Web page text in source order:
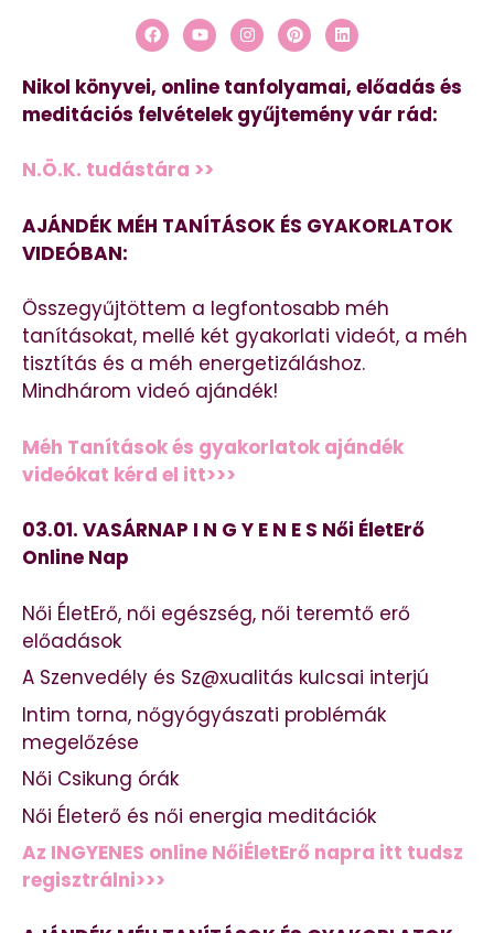
Nikol könyvei, online tanfolyamai, előadás és
meditációs felvételek gyűjtemény vár rád:
N.Ö.K. tudástára >>
AJÁNDÉK MÉH TANÍTÁSOK ÉS GYAKORLATOK
VIDEÓBAN:
Összegyűjtöttem a legfontosabb méh
tanításokat, mellé két gyakorlati videót, a méh
tisztítás és a méh energetizáláshoz.
Mindhárom videó ajándék!
Méh Tanítások és gyakorlatok ajándék
videókat kérd el itt>>>
03.01. VASÁRNAP I N G Y E N E S Női ÉletErő
Online Nap
Női ÉletErő, női egészség, női teremtő erő
előadások
A Szenvedély és Sz@xualitás kulcsai interjú
Intim torna, nőgyógyászati problémák
megelőzése
Női Csikung órák
Női Életerő és női energia meditációk
Az INGYENES online NőiÉletErő napra itt tudsz
regisztrálni>>>